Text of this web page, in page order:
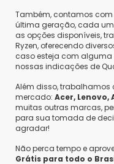
Também, contamos com
última geração, cada
as opções disponíveis,
Ryzen, oferecendo
caso esteja com
nossas indicações de
Além disso,
mercado: Acer, Lenovo,
muitas outras marcas,
para sua tomada de
agradar!
Não perca tempo e
Grátis para todo o